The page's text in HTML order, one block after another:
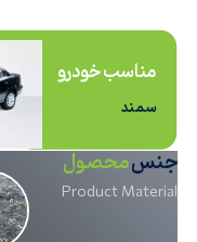
مناسب خودرو
سمند
جنسمحصول
Product Material